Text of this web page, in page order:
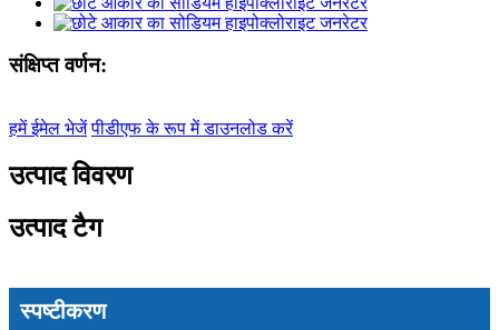
संक्षिप्त वर्णन:
हमें ईमेल भेजें पीडीएफ के रूप में डाउनलोड करें
उत्पाद विवरण
उत्पाद टैग
स्पष्टीकरण